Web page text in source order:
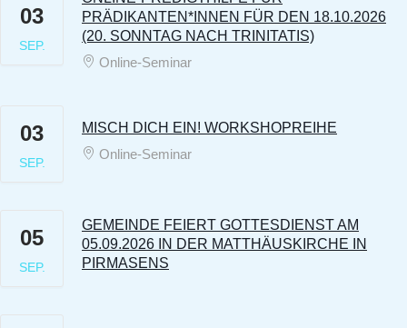
03
SEP.
PRÄDIKANTEN*INNEN FÜR DEN 18.10.2026
(20. SONNTAG NACH TRINITATIS)
Online-Seminar
03
SEP.
MISCH DICH EIN! WORKSHOPREIHE
Online-Seminar
05
SEP.
GEMEINDE FEIERT GOTTESDIENST AM
05.09.2026 IN DER MATTHÄUSKIRCHE IN
PIRMASENS